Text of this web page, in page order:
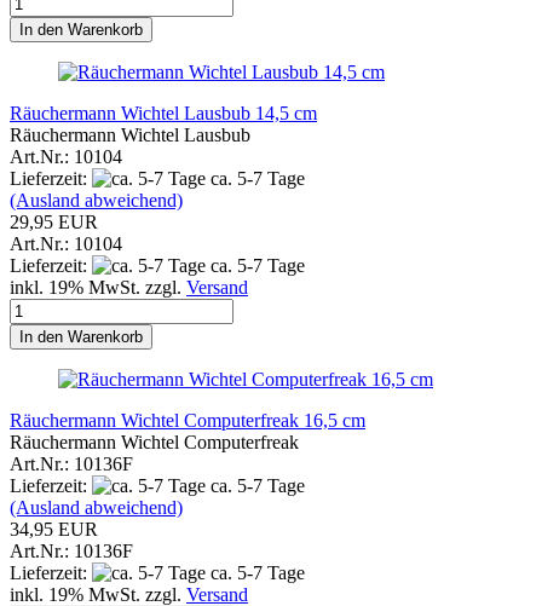
In den Warenkorb
Räuchermann Wichtel Lausbub 14,5 cm
Räuchermann Wichtel Lausbub
Art.Nr.: 10104
Lieferzeit:
ca. 5-7 Tage
(Ausland abweichend)
29,95 EUR
Art.Nr.: 10104
Lieferzeit:
ca. 5-7 Tage
inkl. 19% MwSt. zzgl. Versand
In den Warenkorb
Räuchermann Wichtel Computerfreak 16,5 cm
Räuchermann Wichtel Computerfreak
Art.Nr.: 10136F
Lieferzeit:
ca. 5-7 Tage
(Ausland abweichend)
34,95 EUR
Art.Nr.: 10136F
Lieferzeit:
ca. 5-7 Tage
inkl. 19% MwSt. zzgl. Versand